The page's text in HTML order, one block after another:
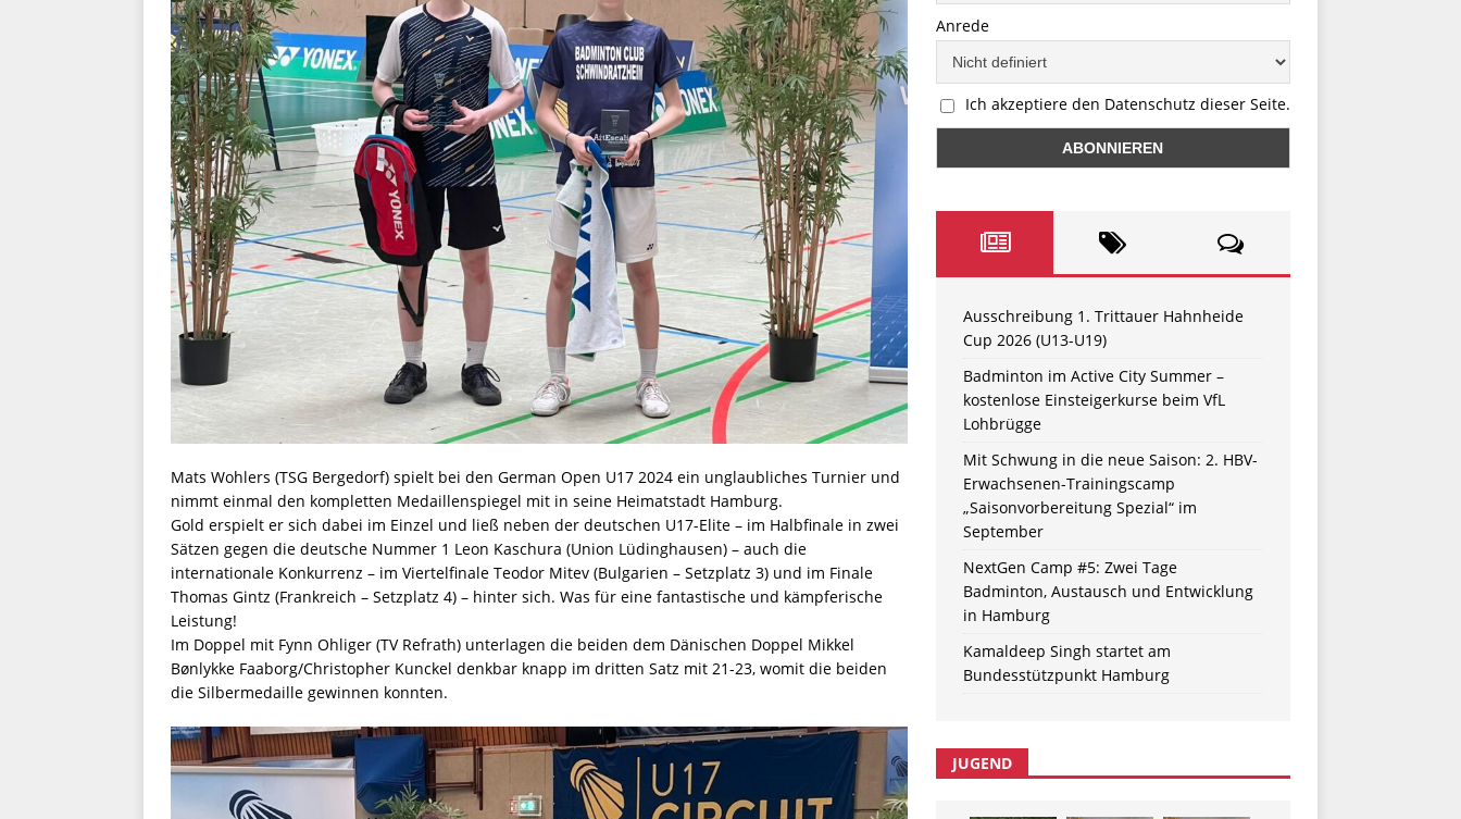
Mats Wohlers (TSG Bergedorf) spielt bei den German Open U17 2024 ein unglaubliches Turnier und
nimmt einmal den kompletten Medaillenspiegel mit in seine Heimatstadt Hamburg.
Gold erspielt er sich dabei im Einzel und ließ neben der deutschen U17-Elite – im Halbfinale in zwei
Sätzen gegen die deutsche Nummer 1 Leon Kaschura (Union Lüdinghausen) – auch die
internationale Konkurrenz – im Viertelfinale Teodor Mitev (Bulgarien – Setzplatz 3) und im Finale
Thomas Gintz (Frankreich – Setzplatz 4) – hinter sich. Was für eine fantastische und kämpferische
Leistung!
Im Doppel mit Fynn Ohliger (TV Refrath) unterlagen die beiden dem Dänischen Doppel Mikkel
Bønlykke Faaborg/Christopher Kunckel denkbar knapp im dritten Satz mit 21-23, womit die beiden
die Silbermedaille gewinnen konnten.
Anrede
Ich akzeptiere den Datenschutz dieser Seite.
Ausschreibung 1. Trittauer Hahnheide
Cup 2026 (U13-U19)
Badminton im Active City Summer –
kostenlose Einsteigerkurse beim VfL
Lohbrügge
Mit Schwung in die neue Saison: 2. HBV-
Erwachsenen-Trainingscamp
„Saisonvorbereitung Spezial“ im
September
NextGen Camp #5: Zwei Tage
Badminton, Austausch und Entwicklung
in Hamburg
Kamaldeep Singh startet am
Bundesstützpunkt Hamburg
JUGEND